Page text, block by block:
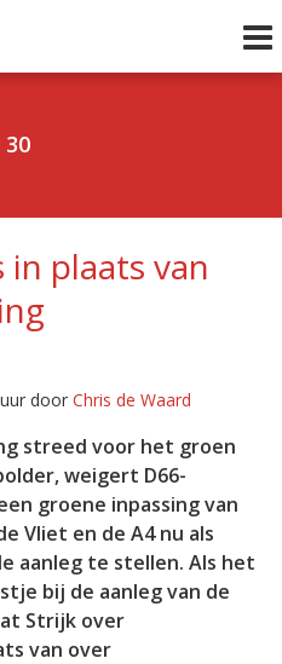
van 0
plaats van
door Chris de Waard
streed voor het groen
weigert D66-
groene inpassing van
Vliet en de A4 nu als
aanleg te stellen. Als het
bij de aanleg van de
Strijk over
van over